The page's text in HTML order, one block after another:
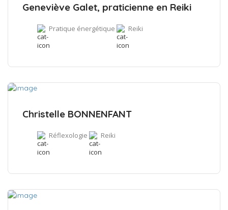
Geneviève Galet, praticienne en Reiki
Pratique énergétique Reiki
Christelle BONNENFANT
Réflexologie Reiki